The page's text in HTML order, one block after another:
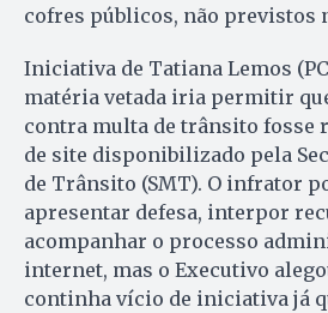
cofres públicos, não previstos
Iniciativa de Tatiana Lemos
matéria vetada iria permitir
contra multa de trânsito fosse
de site disponibilizado pela
de Trânsito (SMT). O infrator
apresentar defesa, interpor
acompanhar o processo
internet, mas o Executivo
continha vício de iniciativa já